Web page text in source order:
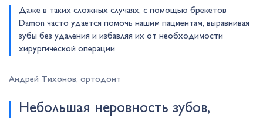
Даже в таких сложных случаях, с помощью брекетов
Damon часто удается помочь нашим пациентам, выравнивая
зубы без удаления и избавляя их от необходимости
хирургической операции
Андрей Тихонов, ортодонт
Небольшая неровность зубов,